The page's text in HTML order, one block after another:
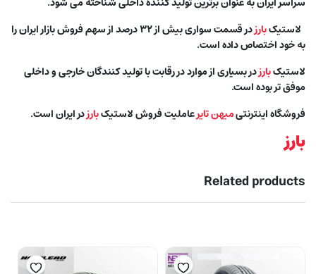
لاستیکبارز
در قسمت سواری بیش از ۳۲ درصد از سهم فروش بازار ایران را
به خود اختصاص داده است.
لاستیکبارزدر بسیاری از موارد در رقابت با تولید کنندگان خارجی و داخلی
موفق تر بوده است.
فروشگاه اینترنتیمیهن تایرعاملیت فروش لاستیکبارزدر ایران است.
بارز
Related products